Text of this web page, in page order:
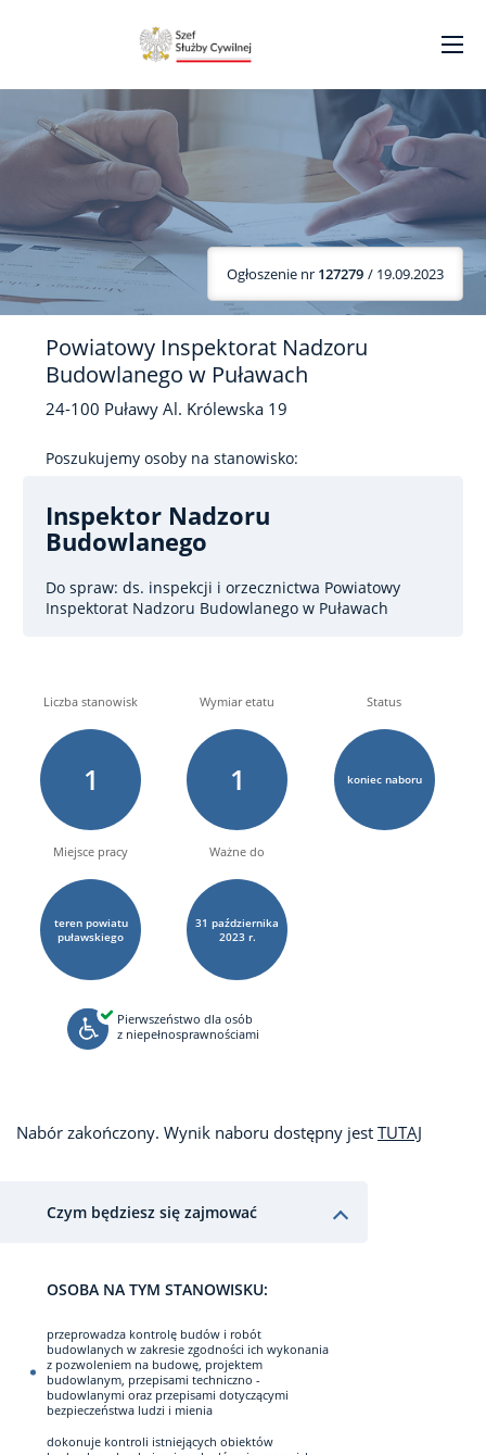
Ogłoszenie nr 127279 / 19.09.2023
Powiatowy Inspektorat Nadzoru
Budowlanego w Puławach
24-100 Puławy Al. Królewska 19
Poszukujemy osoby na stanowisko:
Inspektor Nadzoru
Budowlanego
Do spraw: ds. inspekcji i orzecznictwa Powiatowy
Inspektorat Nadzoru Budowlanego w Puławach
Liczba stanowisk
1
Wymiar etatu
1
Status
koniec naboru
Miejsce pracy
teren powiatu
puławskiego
Ważne do
31października
2023 r.
Pierwszeństwo dla osób
z niepełnosprawnościami
Nabór zakończony. Wynik naboru dostępny jest TUTAJ
Czym będziesz się zajmować
OSOBA NA TYM STANOWISKU:
przeprowadza kontrolę budów i robót
budowlanych w zakresie zgodności ich wykonania
z pozwoleniem na budowę, projektem
budowlanym, przepisami techniczno -
budowlanymi oraz przepisami dotyczącymi
bezpieczeństwa ludzi i mienia
dokonuje kontroli istniejących obiektów